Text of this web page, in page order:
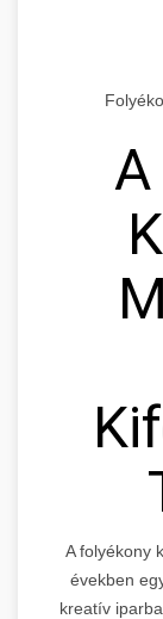
A folyékony
években
kreatív